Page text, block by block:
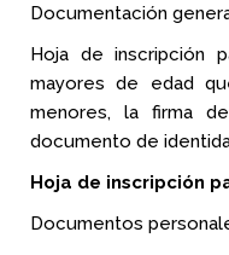
Documentación
Hoja de inscripción
mayores de edad
menores, la firma
documento de
Hoja de inscripción
Documentos